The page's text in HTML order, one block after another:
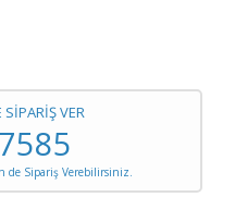
SİPARİŞ VER
de Sipariş Verebilirsiniz.